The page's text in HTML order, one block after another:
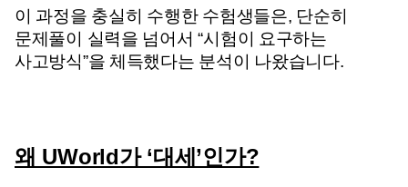
이 과정을 충실히 수행한 수험생들은, 단순히
문제풀이 실력을 넘어서 “시험이 요구하는
사고방식”을 체득했다는 분석이 나왔습니다.
왜 UWorld가 ‘대세’인가?